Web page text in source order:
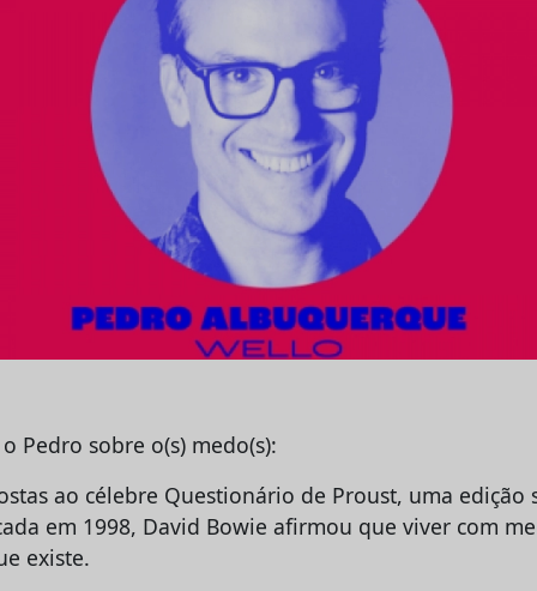
Pedro sobre o(s) medo(s):
ao célebre Questionário de Proust, uma edição
em 1998, David Bowie afirmou que viver com
existe.